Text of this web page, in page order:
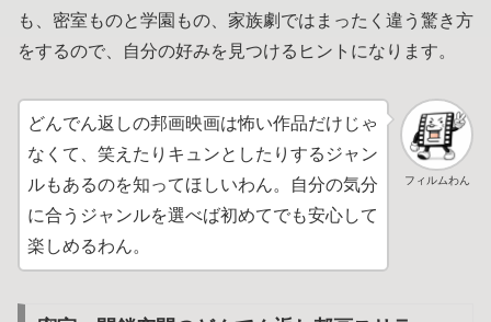
も、密室ものと学園もの、家族劇ではまったく違う驚き方
をするので、自分の好みを見つけるヒントになります。
フィルムわん
どんでん返しの邦画映画は怖い作品だけじゃ
なくて、笑えたりキュンとしたりするジャン
ルもあるのを知ってほしいわん。自分の気分
に合うジャンルを選べば初めてでも安心して
楽しめるわん。